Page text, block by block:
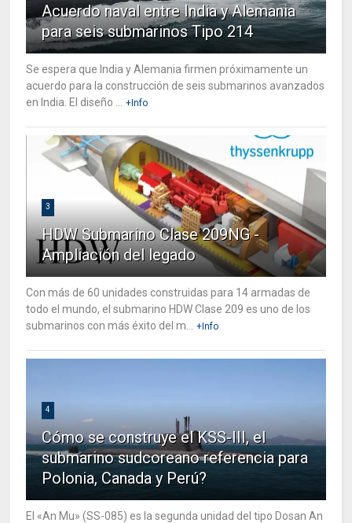
Acuerdo naval entre India y Alemania
para seis submarinos Tipo 214
Se espera que India y Alemania firmen próximamente un
acuerdo para la construcción de seis submarinos avanzados
en India. El diseño ...
+Info
3
HDW Submarino Clase 209NG -
Ampliación del legado
Con más de 60 unidades construidas para 14 armadas de
todo el mundo, el submarino HDW Clase 209 es uno de los
submarinos con más éxito del m...
+Info
4
Cómo se construye el KSS-III, el
submarino sudcoreano referencia para
Polonia, Canada y Perú?
El «An Mu» (SS-085) es la segunda unidad del tipo Dosan An